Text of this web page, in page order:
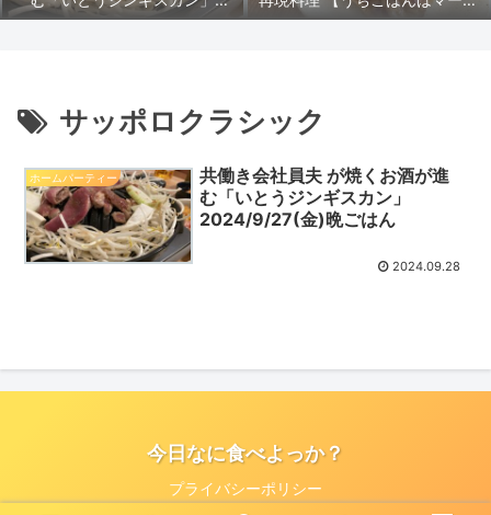
2024/9/27(金)晩ごはん
ャもいっしょ♪】先輩の「豚ロー
サッポロクラシック
ホームパーティー
共働き会社員夫 が焼くお酒が進
む「いとうジンギスカン」
2024/9/27(金)晩ごはん
2024.09.28
今日なに食べよっか？
プライバシーポリシー